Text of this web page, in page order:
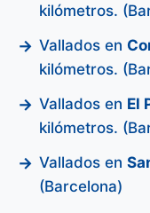
kilómetros.
Vallados en
kilómetros.
Vallados en El
kilómetros.
Vallados en
(Barcelona)